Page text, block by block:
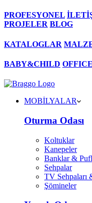
PROFESYONEL
PROJELER BLOG
KATALOGLAR
BABY&CHILD OFFICE
MOBİLYALAR
Oturma Odası
Koltuklar
Kanepeler
Banklar &
Sehpalar
TV Sehpaları
Şömineler